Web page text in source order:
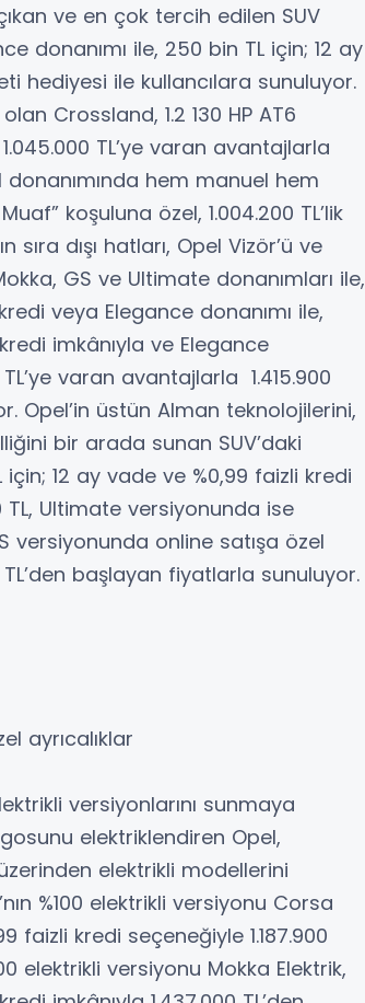
ve en çok tercih edilen SUV
donanımı ile, 250 bin TL için; 12 ay
hediyesi ile kullancılara sunuluyor.
Crossland, 1.2 130 HP AT6
TL’ye varan avantajlarla
donanımında hem manuel hem
koşuluna özel, 1.004.200 TL’lik
dışı hatları, Opel Vizör’ü ve
GS ve Ultimate donanımları ile,
veya Elegance donanımı ile,
imkânıyla ve Elegance
varan avantajlarla 1.415.900
Opel’in üstün Alman teknolojilerini,
bir arada sunan SUV’daki
12 ay vade ve %0,99 faizli kredi
Ultimate versiyonunda ise
versiyonunda online satışa özel
başlayan fiyatlarla sunuluyor.
ayrıcalıklar
versiyonlarını sunmaya
elektriklendiren Opel,
elektrikli modellerini
%100 elektrikli versiyonu Corsa
faizli kredi seçeneğiyle 1.187.900
elektrikli versiyonu Mokka Elektrik,